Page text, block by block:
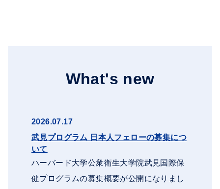
What's new
2026.07.17
武見プログラム 日本人フェローの募集につ
いて
ハーバード大学公衆衛生大学院武見国際保
健プログラムの募集概要が公開になりまし